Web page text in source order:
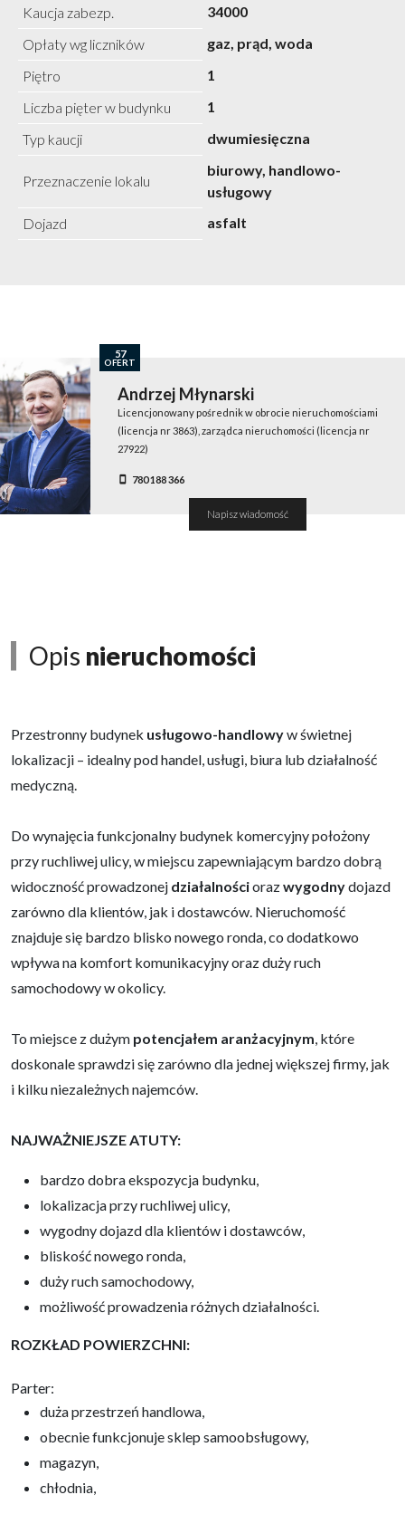
Kaucja zabezp.
34000
Opłaty wg liczników
gaz, prąd, woda
Piętro
1
Liczba pięter w budynku
1
Typ kaucji
dwumiesięczna
Przeznaczenie lokalu
biurowy, handlowo-
usługowy
Dojazd
asfalt
Andrzej Młynarski
Licencjonowany pośrednik w obrocie nieruchomościami
(licencja nr 3863), zarządca nieruchomości (licencja nr
27922)
780 188 366
Napisz wiadomość
57
OFERT
Opis nieruchomości
Przestronny budynek usługowo-handlowyw świetnej
lokalizacji – idealny pod handel, usługi, biura lub działalność
medyczną.
Do wynajęcia funkcjonalny budynek komercyjny położony
przy ruchliwej ulicy, w miejscu zapewniającym bardzo dobrą
widoczność prowadzonej działalnościorazwygodnydojazd
zarówno dla klientów, jak i dostawców. Nieruchomość
znajduje się bardzo blisko nowego ronda, co dodatkowo
wpływa na komfort komunikacyjny oraz duży ruch
samochodowy w okolicy.
To miejsce z dużym potencjałem aranżacyjnym , które
doskonale sprawdzi się zarówno dla jednej większej firmy, jak
i kilku niezależnych najemców.
NAJWAŻNIEJSZE ATUTY:
bardzo dobra ekspozycja budynku,
lokalizacja przy ruchliwej ulicy,
wygodny dojazd dla klientów i dostawców,
bliskość nowego ronda,
duży ruch samochodowy,
możliwość prowadzenia różnych działalności.
ROZKŁAD POWIERZCHNI:
Parter:
duża przestrzeń handlowa,
obecnie funkcjonuje sklep samoobsługowy,
magazyn,
chłodnia,